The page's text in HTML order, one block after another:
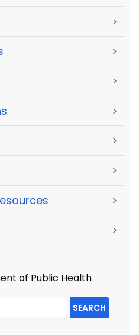
>
>
>
>
>
>
>
>
of Public Health
SEARCH